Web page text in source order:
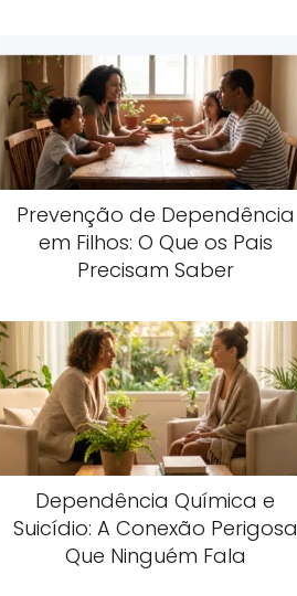
Prevenção de Dependência
em Filhos: O Que os Pais
Precisam Saber
Dependência Química e
Suicídio: A Conexão Perigosa
Que Ninguém Fala